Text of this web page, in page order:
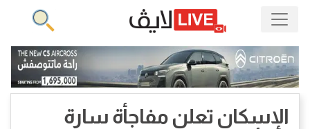
الإسكان تعلن مفاجأة سارة